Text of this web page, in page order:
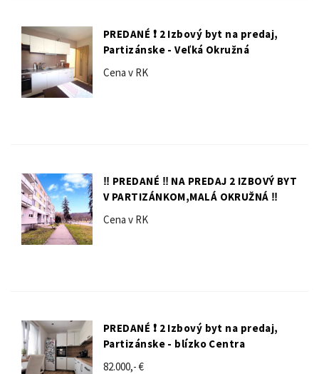
PREDANÉ ❗️ 2 Izbový byt na predaj,
Partizánske - Veľká Okružná
Cena v RK
‼️ PREDANÉ ‼️ NA PREDAJ 2 IZBOVÝ BYT
V PARTIZÁNKOM,MALÁ OKRUŽNÁ ‼️
Cena v RK
PREDANÉ ❗️ 2 Izbový byt na predaj,
Partizánske - blízko Centra
82.000,- €